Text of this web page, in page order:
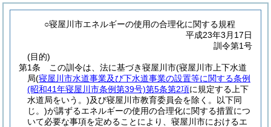
○寝屋川市エネルギーの使用の合理化に関する規程
平成23年3月17日
訓令第1号
(目的)
第1条
この訓令は、法に基づき寝屋川市(寝屋川市上下水道
局(寝屋川市水道事業及び下水道事業の設置等に関する条例
(昭和41年寝屋川市条例第39号)第5条第2項に規定する上下
水道局をいう。)及び寝屋川市教育委員会を除く。以下同
じ。)が講ずるエネルギーの使用の合理化に関する措置につ
いて必要な事項を定めることにより、寝屋川市におけるエ